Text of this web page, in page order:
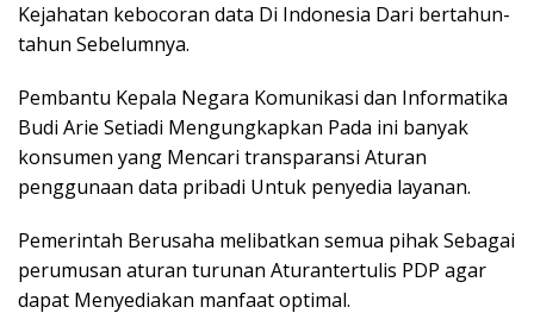
Kejahatan kebocoran data Di Indonesia Dari bertahun-
tahun Sebelumnya.
Pembantu Kepala Negara Komunikasi dan Informatika
Budi Arie Setiadi Mengungkapkan Pada ini banyak
konsumen yang Mencari transparansi Aturan
penggunaan data pribadi Untuk penyedia layanan.
Pemerintah Berusaha melibatkan semua pihak Sebagai
perumusan aturan turunan Aturantertulis PDP agar
dapat Menyediakan manfaat optimal.